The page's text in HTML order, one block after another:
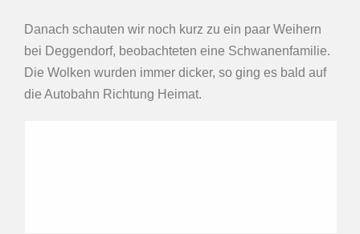
Danach schauten wir noch kurz zu ein paar Weihern
bei Deggendorf, beobachteten eine Schwanenfamilie.
Die Wolken wurden immer dicker, so ging es bald auf
die Autobahn Richtung Heimat.